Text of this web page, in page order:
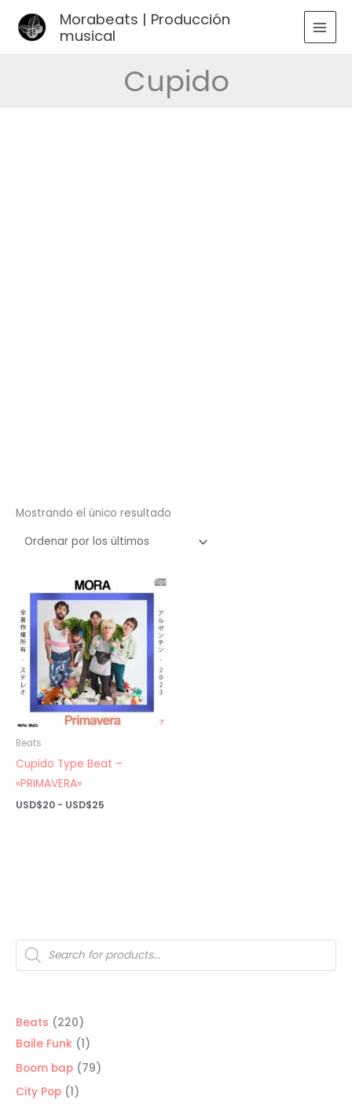
Morabeats | Producción
musical
Cupido
Búsqueda
de
productos
Beats 220220
productos
Baile Funk 11
producto
Boom bap 7979
City Pop 11
Mostrando el único resultado
Beats
Cupido Type Beat –
«PRIMAVERA»
USD$20 - USD$25